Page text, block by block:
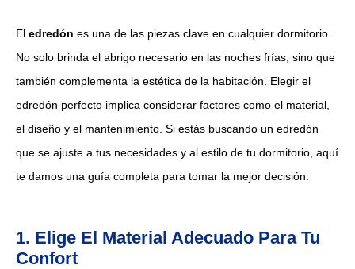
El edredón es una de las piezas clave en cualquier dormitorio.
No solo brinda el abrigo necesario en las noches frías, sino que
también complementa la estética de la habitación. Elegir el
edredón perfecto implica considerar factores como el material,
el diseño y el mantenimiento. Si estás buscando un edredón
que se ajuste a tus necesidades y al estilo de tu dormitorio, aquí
te damos una guía completa para tomar la mejor decisión.
1. Elige El Material Adecuado Para Tu
Confort